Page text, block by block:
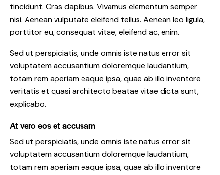
tincidunt. Cras dapibus. Vivamus elementum semper
nisi. Aenean vulputate eleifend tellus. Aenean leo ligula,
porttitor eu, consequat vitae, eleifend ac, enim.
Sed ut perspiciatis, unde omnis iste natus error sit
voluptatem accusantium doloremque laudantium,
totam rem aperiam eaque ipsa, quae ab illo inventore
veritatis et quasi architecto beatae vitae dicta sunt,
explicabo.
At vero eos et accusam
Sed ut perspiciatis, unde omnis iste natus error sit
voluptatem accusantium doloremque laudantium,
totam rem aperiam eaque ipsa, quae ab illo inventore